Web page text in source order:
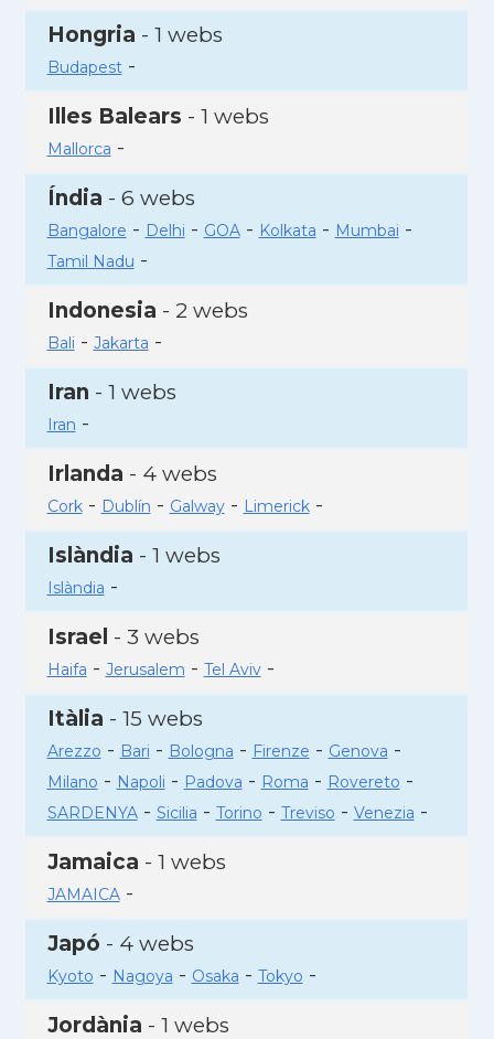
Hongria - 1 webs
Budapest-
Illes Balears - 1 webs
Mallorca -
Índia - 6 webs
Bangalore - Delhi - GOA- Kolkata - Mumbai -
Tamil Nadu -
Indonesia - 2 webs
Bali - Jakarta -
Iran - 1 webs
Iran -
Irlanda - 4 webs
Cork- Dublín - Galway- Limerick-
Islàndia - 1 webs
Islàndia -
Israel - 3 webs
Haifa - Jerusalem - Tel Aviv-
Itàlia - 15 webs
Arezzo - Bari - Bologna - Firenze - Genova -
Milano - Napoli - Padova - Roma - Rovereto -
SARDENYA- Sicilia - Torino - Treviso - Venezia -
Jamaica - 1 webs
JAMAICA-
Japó - 4 webs
Kyoto - Nagoya - Osaka - Tokyo -
Jordània - 1 webs